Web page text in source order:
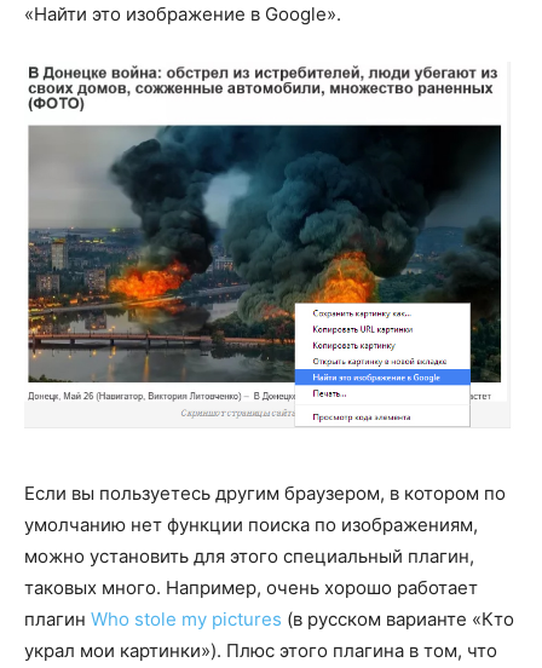
«Найти это изображение в Google».
Если вы пользуетесь другим браузером, в котором по
умолчанию нет функции поиска по изображениям,
можно установить для этого специальный плагин,
таковых много. Например, очень хорошо работает
плагин Who stole my pictures (в русском варианте «Кто
украл мои картинки»). Плюс этого плагина в том, что